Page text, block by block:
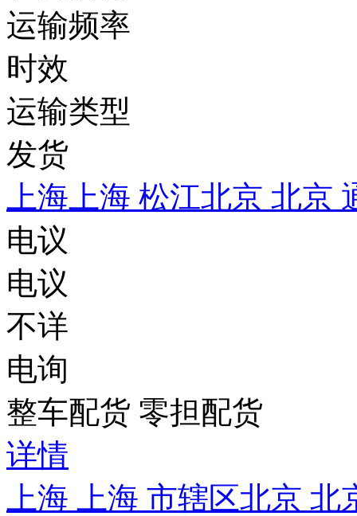
运输频率
时效
运输类型
发货
上海上海 松江北京 北京
电议
电议
不详
电询
整车配货 零担配货
详情
上海 上海 市辖区北京 北